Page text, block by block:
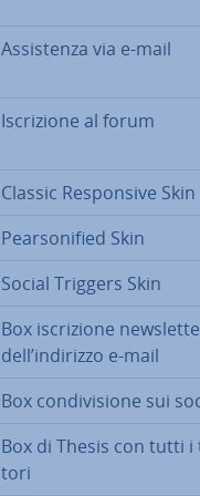
As­si­sten­za via e-mail
Iscri­zio­ne al forum
Classic Re­spon­si­ve Skin
Pear­so­ni­fied Skin
Social Triggers Skin
Box iscri­zio­ne
dell’indirizzo e-mail
Box con­di­vi­sio­ne sui
Box di Thesis con tutti
to­ri